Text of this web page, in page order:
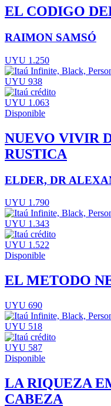
EL CODIGO
RAIMON SAMSÓ
UYU 1.250
UYU 938
UYU 1.063
Disponible
NUEVO VIVIR
RUSTICA
ELDER, DR
UYU 1.790
UYU 1.343
UYU 1.522
Disponible
EL METODO
UYU 690
UYU 518
UYU 587
Disponible
LA RIQUEZA
CABEZA